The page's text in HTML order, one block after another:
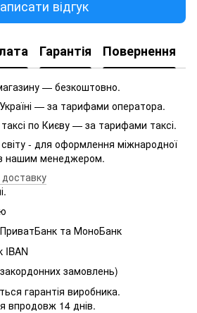
відгук
Гарантія Повернення
— безкоштовно.
— за тарифами оператора.
по Києву — за тарифами таксі.
- для оформлення міжнародної
нашим менеджером.
доставку
та МоноБанк
IBAN
замовлень)
гарантія виробника.
впродовж 14 днів.